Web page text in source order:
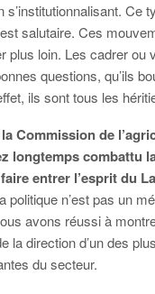
Ce
salutaire. Ces
loin. Les cadrer ou
questions, qu’ils
ils sont tous les
Commission de
longtemps combattu
entrer l’esprit du
politique n’est pas un
avons réussi à
direction d’un des
du secteur.